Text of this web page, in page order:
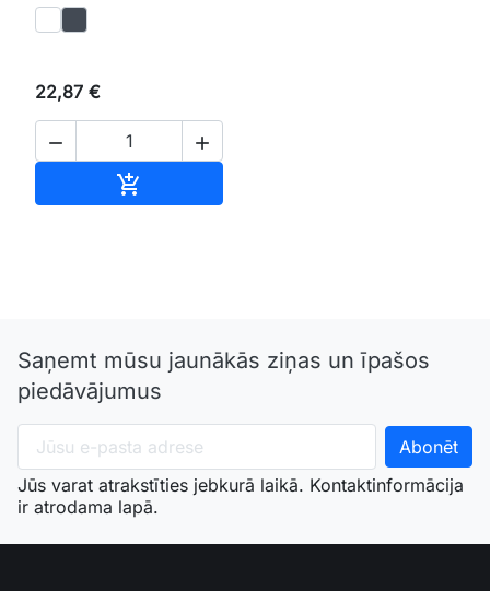
22,87 €
 

Saņemt mūsu jaunākās ziņas un īpašos
piedāvājumus
Jūs varat atrakstīties jebkurā laikā. Kontaktinformācija
ir atrodama lapā.